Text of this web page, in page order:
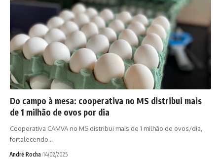
Do campo à mesa: cooperativa no MS distribui mais
de 1 milhão de ovos por dia
Cooperativa CAMVA no MS distribui mais de 1 milhão de ovos/dia,
fortalecendo…
André Rocha 14/02/2025